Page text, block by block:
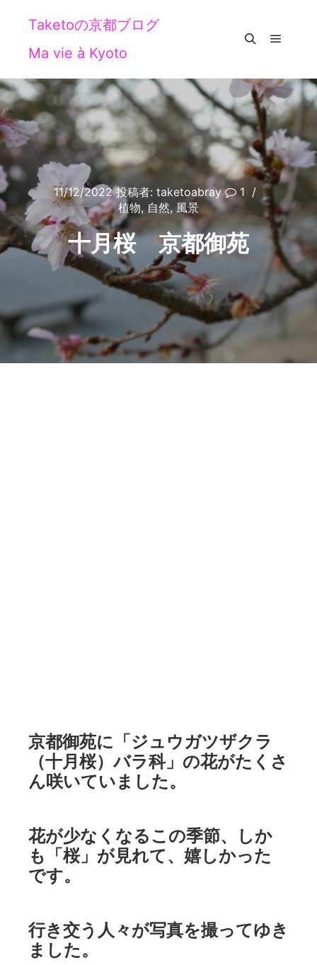
Taketoの京都ブログ
Ma vie à Kyoto
11/12/2022投稿者: taketoabray
1
植物, 自然,風景
十月桜 京都御苑
京都御苑に「ジュウガツザクラ
（十月桜）バラ科」の花がたくさ
ん咲いていました。
花が少なくなるこの季節、しか
も「桜」が見れて、嬉しかった
です。
行き交う人々が写真を撮ってゆき
ました。